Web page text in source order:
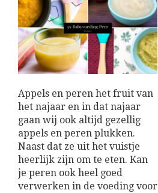
Appels en peren het fruit van
het najaar en in dat najaar
gaan wij ook altijd gezellig
appels en peren plukken.
Naast dat ze uit het vuistje
heerlijk zijn om te eten. Kan
je peren ook heel goed
verwerken in de voeding voor